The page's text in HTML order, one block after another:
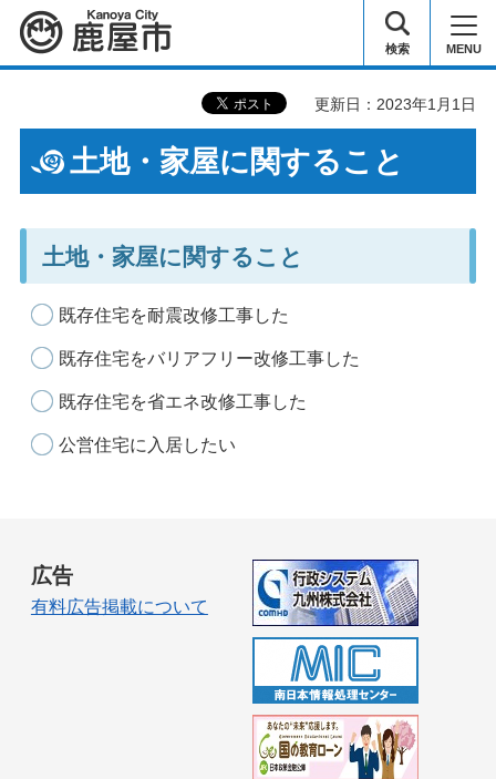
鹿屋市 検索 MENU
更新日：2023年1月1日
土地・家屋に関すること
土地・家屋に関すること
既存住宅を耐震改修工事した
既存住宅をバリアフリー改修工事した
既存住宅を省エネ改修工事した
公営住宅に入居したい
広告
有料広告掲載について